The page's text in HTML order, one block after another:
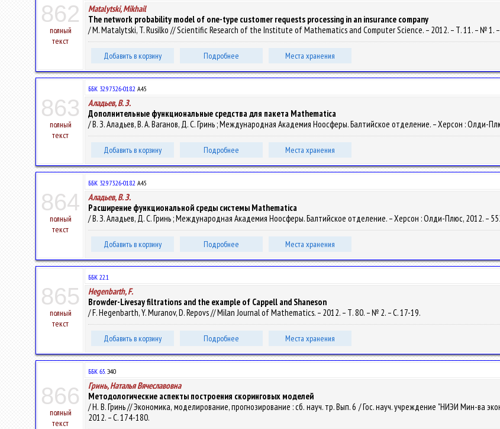
862
полный
текст
Matalytski, Mikhail
The network probability model of one-type customer requests processing in an insurance company
/ M. Matalytski, T. Rusilko // Scientific Research of the Institute of Mathematics and Computer Science. – 2012. – Т. 11. – № 1.
Добавить в корзину Подробнее Места хранения
863
полный
текст
ББК 32.973.26-018.2 А45
Аладьев, В. З.
Дополнительные функциональные средства для пакета Mathematica
/ В. З. Аладьев, В. А. Ваганов, Д. С. Гринь ; Международная Академия Ноосферы. Балтийское отделение. – Херсон : Олди-
Добавить в корзину Подробнее Места хранения
864
полный
текст
ББК 32.973.26-018.2 А45
Аладьев, В. З.
Расширение функциональной среды системы Mathematica
/ В. З. Аладьев, Д. С. Гринь ; Международная Академия Ноосферы. Балтийское отделение. – Херсон : Олди-Плюс, 2012. –
Добавить в корзину Подробнее Места хранения
865
полный
текст
ББК 22.1
Hegenbarth, F.
Browder-Livesay filtrations and the example of Cappell and Shaneson
/ F. Hegenbarth, Y. Muranov, D. Repovs // Milan Journal of Mathematics. – 2012. – Т. 80. – № 2. – С. 17-19.
Добавить в корзину Подробнее Места хранения
866
полный
текст
ББК 65.Э40
Гринь, Наталья Вячеславовна
Методологические аспекты построения скоринговых моделей
/ Н. В. Гринь // Экономика, моделирование, прогнозирование : сб. науч. тр. Вып. 6 / Гос. науч. учреждение "НИЭИ Мин-ва
2012. – С. 174-180.